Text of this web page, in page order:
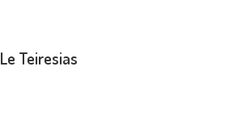
Le Teiresias